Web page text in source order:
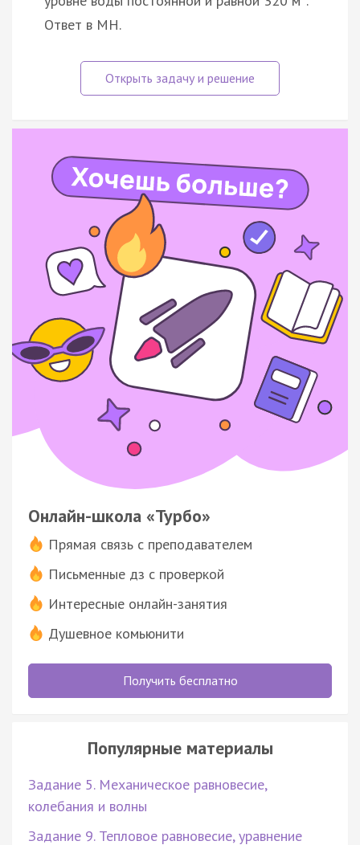
Ответ в МН.
Онлайн-школа «Турбо»
Прямая связь с преподавателем
Письменные дз с проверкой
Интересные онлайн-занятия
Душевное комьюнити
Получить бесплатно
Популярные материалы
Задание 5. Механическое равновесие,
колебания и волны
Задание 9. Тепловое равновесие, уравнение